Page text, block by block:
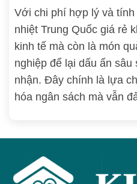
Với chi phí hợp lý và
nhiệt Trung Quốc giá rẻ
kinh tế mà còn là món
nghiệp để lại dấu ấn
nhận. Đây chính là lựa
hóa ngân sách mà vẫn